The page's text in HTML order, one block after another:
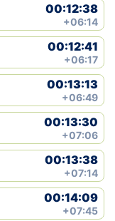
OTSI
00:12:38
+06:14
00:12:41
+06:17
00:13:13
+06:49
00:13:30
+07:06
00:13:38
+07:14
00:14:09
+07:45